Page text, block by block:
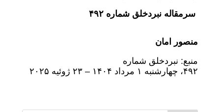
سرمقاله نبردخلق شماره ۴۹۲
منصور امان
منبع: نبردخلق شماره
۴۹۲، چهارشنبه ۱ مرداد ۱۴۰۴ – ۲۳ ژوئیه ۲۰۲۵